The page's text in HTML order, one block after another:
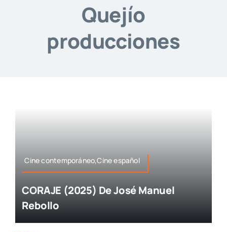
Quejío
producciones
Cine contemporáneo,Cine español
CORAJE (2025) De José Manuel
Rebollo